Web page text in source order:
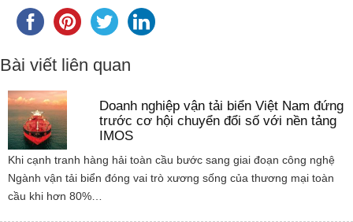
Bài viết liên quan
Doanh nghiệp vận tải biển Việt Nam đứng
trước cơ hội chuyển đổi số với nền tảng
IMOS
Khi cạnh tranh hàng hải toàn cầu bước sang giai đoạn công nghệ
Ngành vận tải biển đóng vai trò xương sống của thương mại toàn
cầu khi hơn 80%…